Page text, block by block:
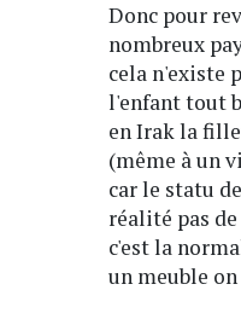
Donc pour
nombreux
cela n'existe
l'enfant tout
en Irak la
(même à un
car le statu
réalité pas
c'est la
un meuble